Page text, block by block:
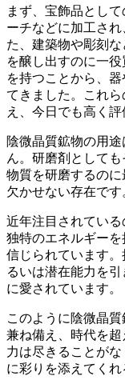
まず、 宝飾品として
ーチなどに加工さ
た、建築物や彫刻
を醸し出すのに一
を持つことから、
てきました。これら
え
、今日でも高く
陰微晶質鉱物の用
ん。 研磨剤 として
物質を研磨するのに
欠かせない存在です
近年注目されている
独特のエネルギーを
信じられています。
るいは潜在能力を引
に愛されています。
このように陰微晶質
兼ね備え、時代を
力は尽きることが
に彩りを添えてくれ